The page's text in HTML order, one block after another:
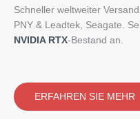
Schneller weltweiter
PNY & Leadtek, Seagate.
NVIDIA RTX-Bestand an.
ERFAHREN SIE MEHR